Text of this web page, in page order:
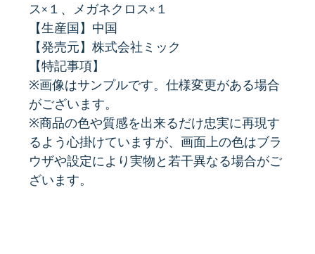
ス×１、メガネクロス×１
【生産国】中国
【発売元】株式会社ミック
【特記事項】
※画像はサンプルです。仕様変更がある場合
がございます。
※商品の色や質感を出来るだけ忠実に再現す
るよう心掛けていますが、画面上の色はブラ
ウザや設定により実物と若干異なる場合がご
ざいます。